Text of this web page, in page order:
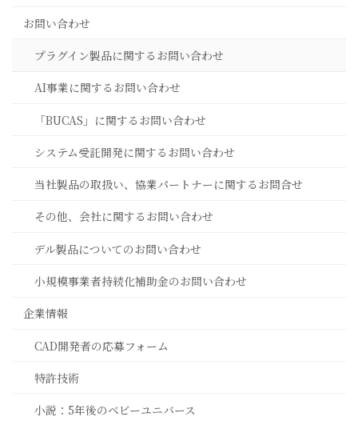
お問い合わせ
プラグイン製品に関するお問い合わせ
AI事業に関するお問い合わせ
「BUCAS」に関するお問い合わせ
システム受託開発に関するお問い合わせ
当社製品の取扱い、協業パートナーに関するお問合せ
その他、会社に関するお問い合わせ
デル製品についてのお問い合わせ
小規模事業者持続化補助金のお問い合わせ
企業情報
CAD開発者の応募フォーム
特許技術
小説：5年後のベビーユニバース